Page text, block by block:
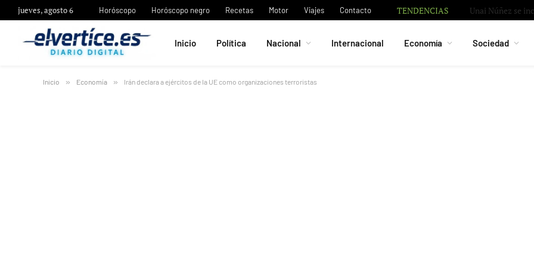
jueves, agosto 6 Horóscopo Horóscopo negro Recetas Motor Viajes Contacto TENDENCIAS Granada
Inicio Política Nacional Internacional Economía Sociedad
Inicio » Economía » Irán declara a ejércitos de la UE como organizaciones terroristas